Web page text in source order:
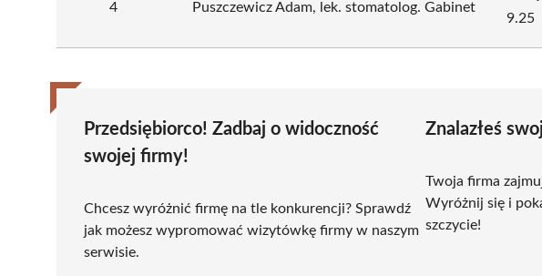
4 Puszczewicz Adam, lek. stomatolog. Gabinet
9.25
Przedsiębiorco! Zadbaj o widoczność
swojej firmy!
Chcesz wyróżnić firmę na tle konkurencji? Sprawdź
jak możesz wypromować wizytówkę firmy w naszym
serwisie.
Znalazłeś
Twoja firma
Wyróżnij się i
szczycie!